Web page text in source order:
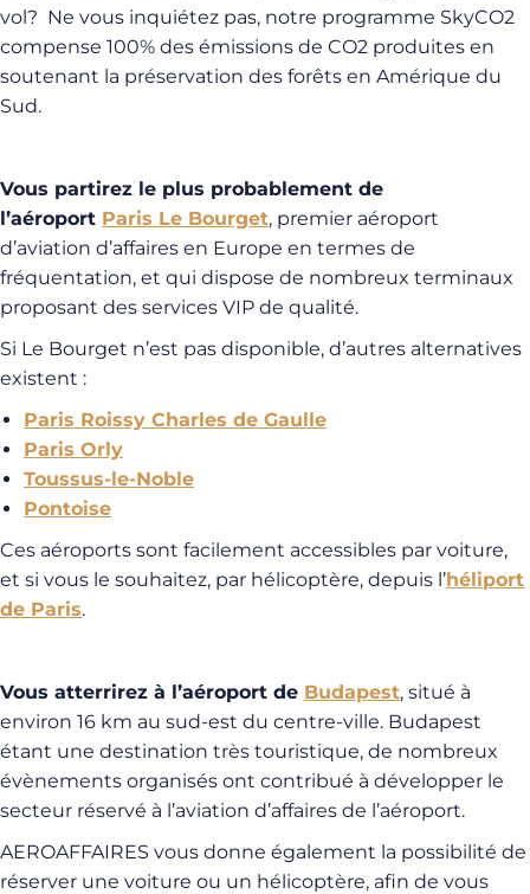
vol? Ne vous inquiétez pas, notre programme SkyCO2
compense 100% des émissions de CO2 produites en
soutenant la préservation des forêts en Amérique du
Sud.
Vous partirez le plus probablement de
l’aéroport Paris Le Bourget, premier aéroport
d’aviation d’affaires en Europe en termes de
fréquentation, et qui dispose de nombreux terminaux
proposant des services VIP de qualité.
Si Le Bourget n’est pas disponible, d’autres alternatives
existent :
Paris Roissy Charles de Gaulle
Paris Orly
Toussus-le-Noble
Pontoise
Ces aéroports sont facilement accessibles par voiture,
et si vous le souhaitez, par hélicoptère, depuis l’héliport
de Paris.
Vous atterrirez à l’aéroport de Budapest, situé à
environ 16 km au sud-est du centre-ville. Budapest
étant une destination très touristique, de nombreux
évènements organisés ont contribué à développer le
secteur réservé à l’aviation d’affaires de l’aéroport.
AEROAFFAIRES vous donne également la possibilité de
réserver une voiture ou un hélicoptère, afin de vous